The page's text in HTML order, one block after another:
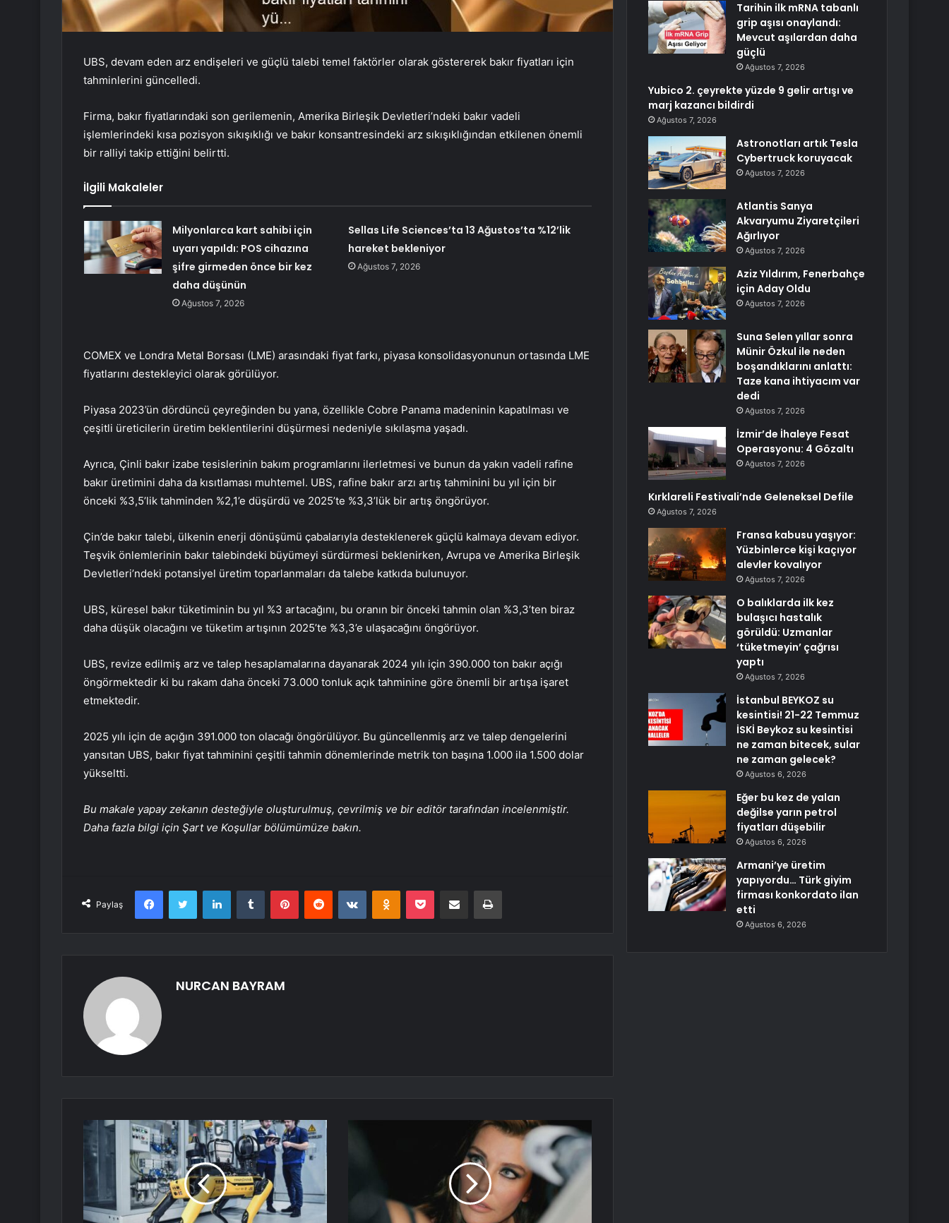
UBS, devam eden arz endişeleri ve güçlü talebi temel faktörler olarak göstererek bakır fiyatları için
tahminlerini güncelledi.
Firma, bakır fiyatlarındaki son gerilemenin, Amerika Birleşik Devletleri’ndeki bakır vadeli
işlemlerindeki kısa pozisyon sıkışıklığı ve bakır konsantresindeki arz sıkışıklığından etkilenen önemli
bir ralliyi takip ettiğini belirtti.
İlgili Makaleler
Milyonlarca kart sahibi için
uyarı yapıldı: POS cihazına
şifre girmeden önce bir kez
daha düşünün
Ağustos 7, 2026
Sellas Life Sciences’ta 13 Ağustos’ta %12’lik
hareket bekleniyor
Ağustos 7, 2026
COMEX ve Londra Metal Borsası (LME) arasındaki fiyat farkı, piyasa konsolidasyonunun ortasında LME
fiyatlarını destekleyici olarak görülüyor.
Piyasa 2023’ün dördüncü çeyreğinden bu yana, özellikle Cobre Panama madeninin kapatılması ve
çeşitli üreticilerin üretim beklentilerini düşürmesi nedeniyle sıkılaşma yaşadı.
Ayrıca, Çinli bakır izabe tesislerinin bakım programlarını ilerletmesi ve bunun da yakın vadeli rafine
bakır üretimini daha da kısıtlaması muhtemel. UBS, rafine bakır arzı artış tahminini bu yıl için bir
önceki %3,5’lik tahminden %2,1’e düşürdü ve 2025’te %3,3’lük bir artış öngörüyor.
Çin’de bakır talebi, ülkenin enerji dönüşümü çabalarıyla desteklenerek güçlü kalmaya devam ediyor.
Teşvik önlemlerinin bakır talebindeki büyümeyi sürdürmesi beklenirken, Avrupa ve Amerika Birleşik
Devletleri’ndeki potansiyel üretim toparlanmaları da talebe katkıda bulunuyor.
UBS, küresel bakır tüketiminin bu yıl %3 artacağını, bu oranın bir önceki tahmin olan %3,3’ten biraz
daha düşük olacağını ve tüketim artışının 2025’te %3,3’e ulaşacağını öngörüyor.
UBS, revize edilmiş arz ve talep hesaplamalarına dayanarak 2024 yılı için 390.000 ton bakır açığı
öngörmektedir ki bu rakam daha önceki 73.000 tonluk açık tahminine göre önemli bir artışa işaret
etmektedir.
2025 yılı için de açığın 391.000 ton olacağı öngörülüyor. Bu güncellenmiş arz ve talep dengelerini
yansıtan UBS, bakır fiyat tahminini çeşitli tahmin dönemlerinde metrik ton başına 1.000 ila 1.500 dolar
yükseltti.
Bu makale yapay zekanın desteğiyle oluşturulmuş, çevrilmiş ve bir editör tarafından incelenmiştir.
Daha fazla bilgi için Şart ve Koşullar bölümümüze bakın.
Paylaş
FacebookTwitter LinkedInTumblr PinterestReddit VKontakteOdnoklassniki
Pocket E-Posta ile paylaş Yazdır
NURCAN BAYRAM
Tarihin ilk mRNA tabanlı
grip aşısı onaylandı:
Mevcut aşılardan daha
güçlü
Ağustos 7, 2026
Yubico 2. çeyrekte yüzde 9 gelir artışı ve
marj kazancı bildirdi
Ağustos 7, 2026
Astronotları artık Tesla
Cybertruck koruyacak
Ağustos 7, 2026
Atlantis Sanya
Akvaryumu Ziyaretçileri
Ağırlıyor
Ağustos 7, 2026
Aziz Yıldırım, Fenerbahçe
için Aday Oldu
Ağustos 7, 2026
Suna Selen yıllar sonra
Münir Özkul ile neden
boşandıklarını anlattı:
Taze kana ihtiyacım var
dedi
Ağustos 7, 2026
İzmir’de İhaleye Fesat
Operasyonu: 4 Gözaltı
Ağustos 7, 2026
Kırklareli Festivali’nde Geleneksel Defile
Ağustos 7, 2026
Fransa kabusu yaşıyor:
Yüzbinlerce kişi kaçıyor
alevler kovalıyor
Ağustos 7, 2026
O balıklarda ilk kez
bulaşıcı hastalık
görüldü: Uzmanlar
‘tüketmeyin’ çağrısı
yaptı
Ağustos 7, 2026
İstanbul BEYKOZ su
kesintisi! 21-22 Temmuz
İSKİ Beykoz su kesintisi
ne zaman bitecek, sular
ne zaman gelecek?
Ağustos 6, 2026
Eğer bu kez de yalan
değilse yarın petrol
fiyatları düşebilir
Ağustos 6, 2026
Armani’ye üretim
yapıyordu… Türk giyim
firması konkordato ilan
etti
Ağustos 6, 2026